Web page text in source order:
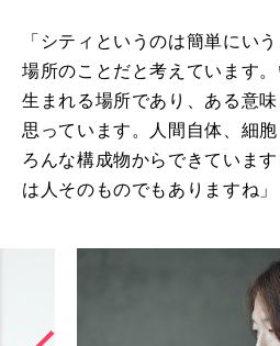
「シティというのは簡単にい
場所のことだと考えています
生まれる場所であり、ある意
思っています。人間自体、細
ろんな構成物からできていま
は人そのものでもありますね」